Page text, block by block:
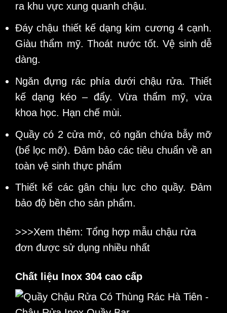
ra khu vực xung quanh chậu.
Đáy chậu thiết kế dạng kim cương 4 cạnh.
Giàu thẩm mỹ. Thoát nước tốt. Vệ sinh dễ
dàng.
Ngăn đựng rác phía dưới chậu rửa. Thiết
kế dạng kéo – đẩy. Vừa thẩm mỹ, vừa
khoa học. Hạn chế mùi.
Quầy có 2 cửa mở, có ngăn chứa bẫy mỡ
(bể lọc mỡ). Đảm bảo các tiêu chuẩn về an
toàn vệ sinh thực phẩm
Thiết kế các gân chịu lực cho quầy. Đảm
bảo độ bền cho sản phẩm.
>>>Xem thêm: Tổng hợp mẫu chậu rửa
đơn được sử dụng nhiều nhất
Chất liệu Inox 304 cao cấp